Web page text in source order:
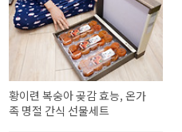
황이련 복숭아 곶감 효능, 온가
족 명절 간식 선물세트